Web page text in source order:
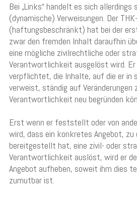
Bei „Links“ handelt es sich allerdings
(dynamische) Verweisungen. Der
(haftungsbeschränkt) hat bei der
zwar den fremden Inhalt daraufhin
eine mögliche zivilrechtliche oder
Verantwortlichkeit ausgelöst wird.
verpflichtet, die Inhalte, auf die er in
verweist, ständig auf Veränderungen
Verantwortlichkeit neu begründen
Erst wenn er feststellt oder von
wird, dass ein konkretes Angebot, zu
bereitgestellt hat, eine zivil- oder
Verantwortlichkeit auslöst, wird er
Angebot aufheben, soweit ihm dies
zumutbar ist.